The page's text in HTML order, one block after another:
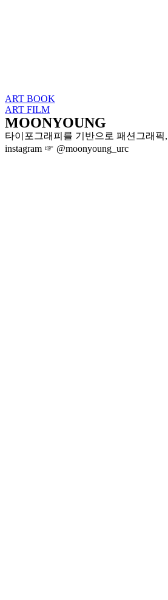
ART BOOK
ART FILM
MOONYOUNG
타이포그래피를 기반으로 패션그래
instagram ☞ @moonyoung_urc